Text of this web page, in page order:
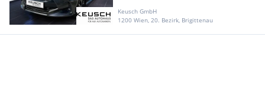
Keusch GmbH
1200 Wien, 20. Bezirk, Brigittenau